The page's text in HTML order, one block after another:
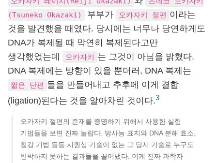
(Tsuneko Okazaki)
부부가 오카자키 절편 이라는
것을 발견했을 때였다. 당시에는 너무나 당연하게도
DNA가 복제될 때 막연히 복제된다고만
생각했었는데
오카자키 는 그것이 아님을 밝혔다.
DNA 복제에는 방향이 있을 뿐더러, DNA 복제는
짧은 단편 들을 만들어내고 추후에 이게 결합
(ligation)된다는 것을 알아차린 것이다.3
오카자키 절편의 존재를 증명하기 위해서 사용한 실험
기법들을 보면 진짜 놀랍다. 방사능 표지와 DNA 분해 효소,
침강 기법 등등 시퀀싱 기술이 없는 그 당시 기술로 누구도
반박하지 못하는 결과들을 끌어냈다. 이게 진짜 과학자